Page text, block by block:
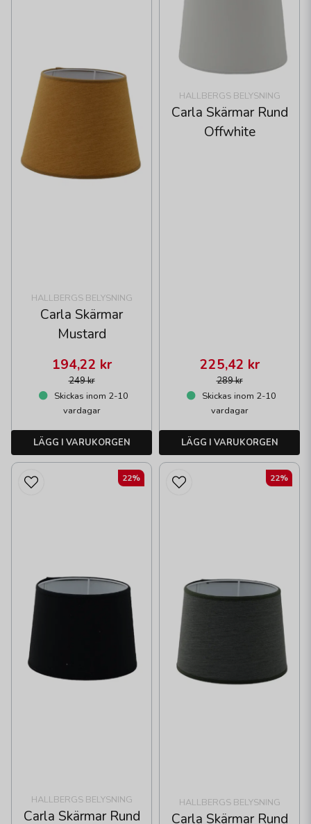
HALLBERGS BELYSNING
Carla Skärmar
Mustard
249 kr
194,22 kr
Skickas inom 2-10
vardagar
LÄGG I VARUKORGEN
HALLBERGS BELYSNING
Carla Skärmar Rund
Offwhite
289 kr
225,42 kr
Skickas inom 2-10
vardagar
LÄGG I VARUKORGEN
HALLBERGS BELYSNING
Carla Skärmar Rund
22%
HALLBERGS BELYSNING
Carla Skärmar Rund
22%